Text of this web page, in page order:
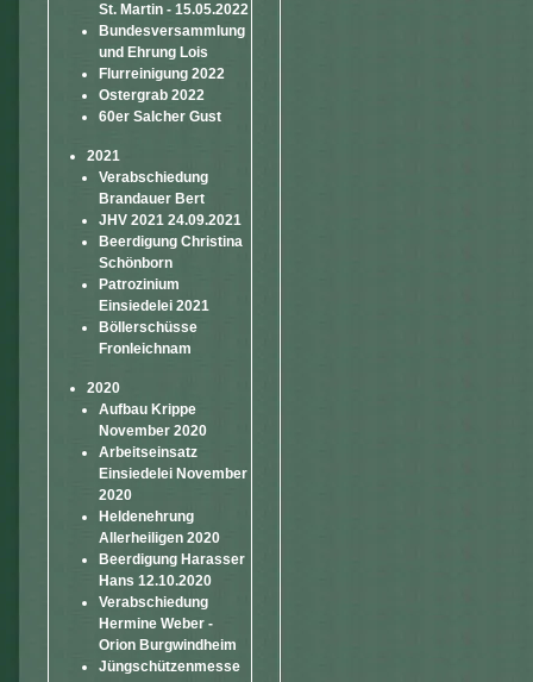
St. Martin - 15.05.2022
Bundesversammlung
und Ehrung Lois
Flurreinigung 2022
Ostergrab 2022
60er Salcher Gust
2021
Verabschiedung
Brandauer Bert
JHV 2021 24.09.2021
Beerdigung Christina
Schönborn
Patrozinium
Einsiedelei 2021
Böllerschüsse
Fronleichnam
2020
Aufbau Krippe
November 2020
Arbeitseinsatz
Einsiedelei November
2020
Heldenehrung
Allerheiligen 2020
Beerdigung Harasser
Hans 12.10.2020
Verabschiedung
Hermine Weber -
Orion Burgwindheim
Jüngschützenmesse